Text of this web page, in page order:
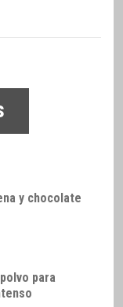
y chocolate
para